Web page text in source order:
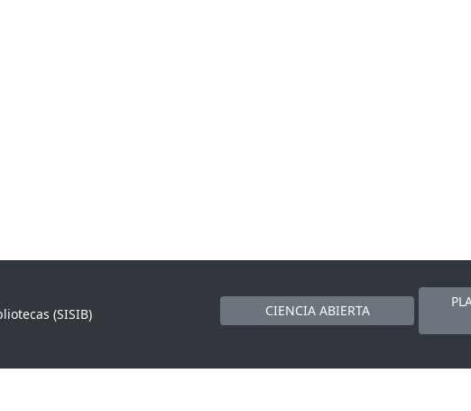
(SISIB)
CIENCIA ABIERTA